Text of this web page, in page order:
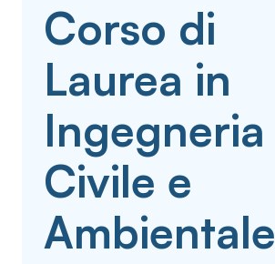
Corso di
Laurea in
Ingegneria
Civile e
Ambientale